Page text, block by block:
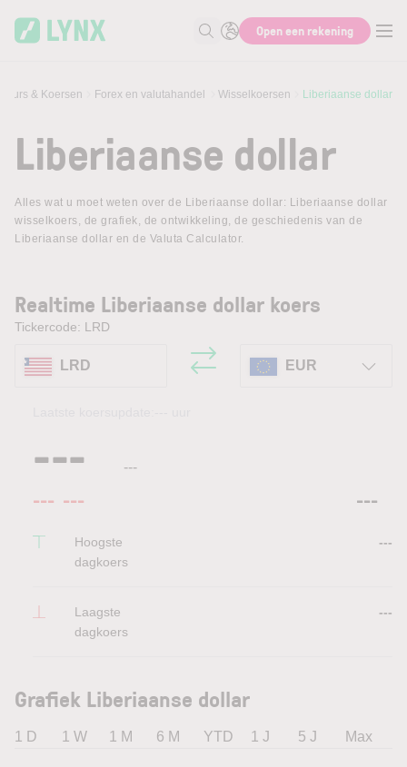
Zoek naar informatie
Open een rekening
& Koersen Forex en valutahandel Wisselkoersen Liberiaanse dollar
Liberiaanse dollar
Alles wat u moet weten over de Liberiaanse dollar: Liberiaanse dollar
wisselkoers, de grafiek, de ontwikkeling, de geschiedenis van de
Liberiaanse dollar en de Valuta Calculator.
Realtime Liberiaanse dollar koers
Tickercode: LRD
LRD EUR
--- ---
--- --- ---
Hoogste
dagkoers
---
Laagste
dagkoers
---
Grafiek Liberiaanse dollar
1 D 1 W 1 M 6 M YTD 1 J 5 J Max